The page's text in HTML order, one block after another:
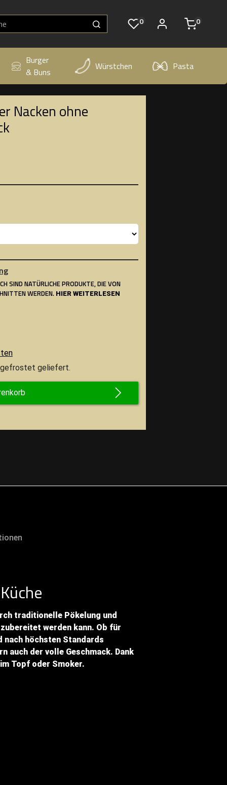
0 0
Burger
& Buns
Würstchen Pasta
Nacken ohne
SIND NATÜRLICHE PRODUKTE, DIE VON
WERDEN. HIER WEITERLESEN
geliefert.
traditionelle Pökelung und
werden kann. Ob für
nach höchsten Standards
auch der volle Geschmack. Dank
Topf oder Smoker.